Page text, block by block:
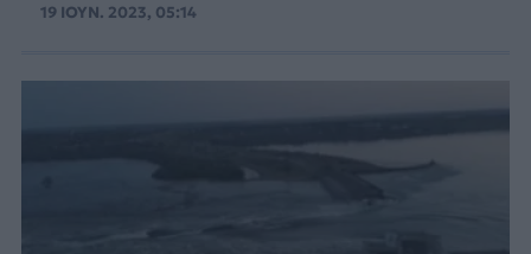
19 ΙΟΥΝ. 2023, 05:14